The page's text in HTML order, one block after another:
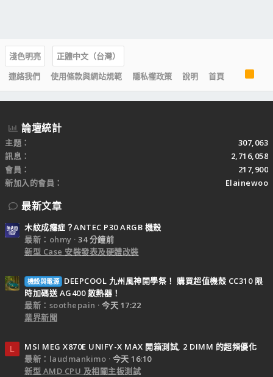
淺色明亮
正體中文（台灣）
連絡我們
使用條款與網站規範 隱私權政策 說明 首頁
R
S
S
論壇統計
主題
307,063
訊息
2,716,058
會員
217,900
新加入的會員
Elainewoo
最新文章
木紋成癮症？ANTEC P30 ARGB 機殼
最新：ohmy
34 分鐘前
新型 Case 安裝發表及硬體改裝
機殼與電源
DEEPCOOL 九州風神開學祭！ 購買超值機殼 CC310 限
時加碼送 AG400 散熱器！
最新：soothepain
今天 17:22
業界新聞
L
MSI MEG X870E UNIFY-X MAX 開箱測試, 2 DIMM 的超頻優化
最新：laudmankimo
今天 16:10
新型 AMD CPU 及相關主板測試